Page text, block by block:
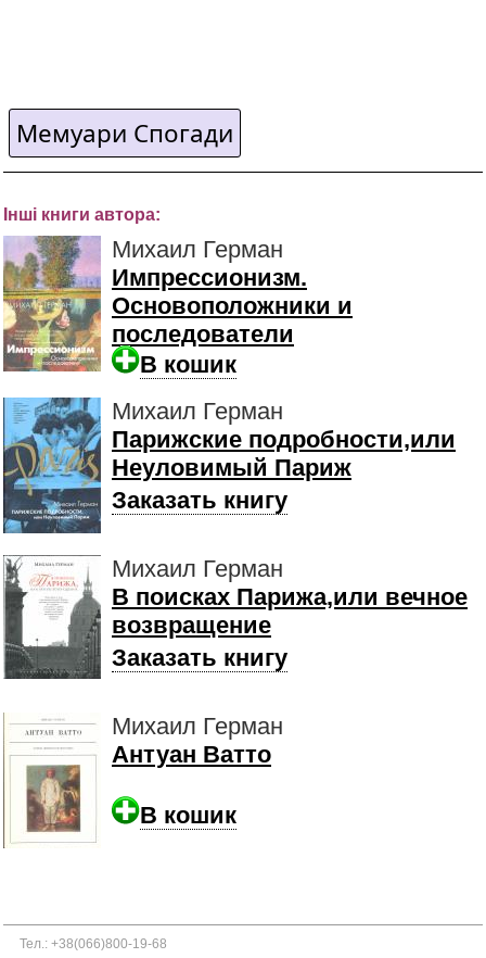
Мемуари Спогади
Інші книги автора:
Михаил Герман
Импрессионизм.
Основоположники и
последователи
В кошик
Михаил Герман
Парижские подробности,или
Неуловимый Париж
Заказать книгу
Михаил Герман
В поисках Парижа,или вечное
возвращение
Заказать книгу
Михаил Герман
Антуан Ватто
В кошик
Тел.: +38(066)800-19-68